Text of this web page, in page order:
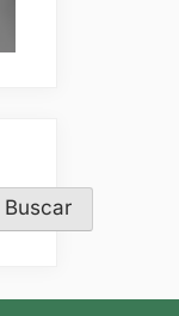
Buscar